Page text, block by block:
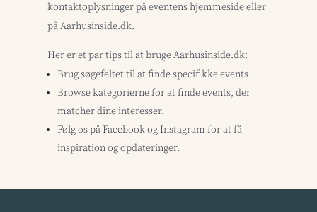
kontaktoplysninger på eventens hjemmeside eller
på Aarhusinside.dk.
Her er et par tips til at bruge Aarhusinside.dk:
Brug søgefeltet til at finde specifikke events.
Browse kategorierne for at finde events, der
matcher dine interesser.
Følg os på Facebook og Instagram for at få
inspiration og opdateringer.